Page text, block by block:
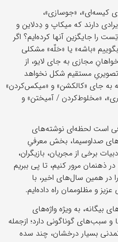
کیسه‌ای»، «جوسازی»،
دارند که میکاپ و دِدلاین و
را جایگزین آنها کرده‌ایم؟ اگر
«باشه» یا «حَلّه» مشکلی
مجازی به جای لایو، از
تصویریِ مستقیم شکل نخواهد
به جای «کالکشن» و «میکس‌کردن»
«مخلوط‌کردن / آمیختن» و
است لحظه‌ای نوشته‌های
صداوسیما، بخش معرفیِ
برخی از مجریان، بازیگران،
ذهنمان مرور کنیم، تا پی ببریم
در همین سال‌های اخیر، با
و مظلوممان راه داده‌ایم.
بیگانه، به ویژه واژه‌های
و سبب‌های گوناگونی دارد؛ ازجمله
تمدنی بسیار درخشان، چند سده